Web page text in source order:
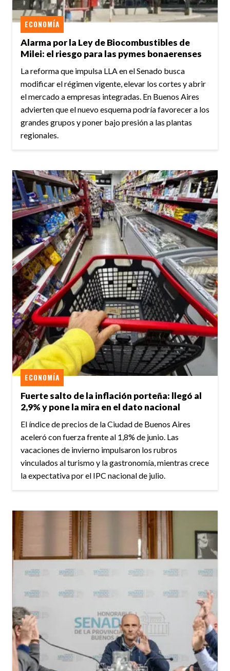
Alarma por la Ley de Biocombustibles de
Milei: el riesgo para las pymes bonaerenses
ECONOMÍA
La reforma que impulsa LLA en el Senado busca
modificar el régimen vigente, elevar los cortes y abrir
el mercado a empresas integradas. En Buenos Aires
advierten que el nuevo esquema podría favorecer a los
grandes grupos y poner bajo presión a las plantas
regionales.
Fuerte salto de la inflación porteña: llegó al
2,9% y pone la mira en el dato nacional
ECONOMÍA
El índice de precios de la Ciudad de Buenos Aires
aceleró con fuerza frente al 1,8% de junio. Las
vacaciones de invierno impulsaron los rubros
vinculados al turismo y la gastronomía, mientras crece
la expectativa por el IPC nacional de julio.